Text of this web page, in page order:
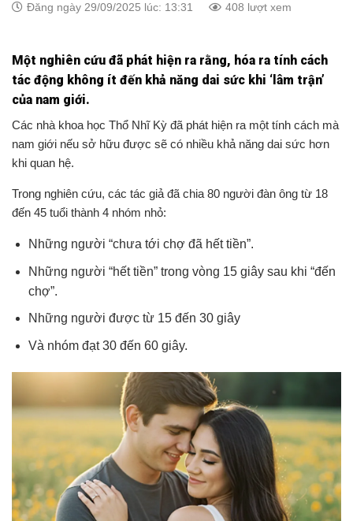
Đăng ngày 29/09/2025 lúc: 13:31 408 lượt xem
Một nghiên cứu đã phát hiện ra rằng, hóa ra tính cách
tác động không ít đến khả năng dai sức khi ‘lâm trận’
của nam giới.
Các nhà khoa học Thổ Nhĩ Kỳ đã phát hiện ra một tính cách mà
nam giới nếu sở hữu được sẽ có nhiều khả năng dai sức hơn
khi quan hệ.
Trong nghiên cứu, các tác giả đã chia 80 người đàn ông từ 18
đến 45 tuổi thành 4 nhóm nhỏ:
Những người “chưa tới chợ đã hết tiền”.
Những người “hết tiền” trong vòng 15 giây sau khi “đến
chợ”.
Những người được từ 15 đến 30 giây
Và nhóm đạt 30 đến 60 giây.